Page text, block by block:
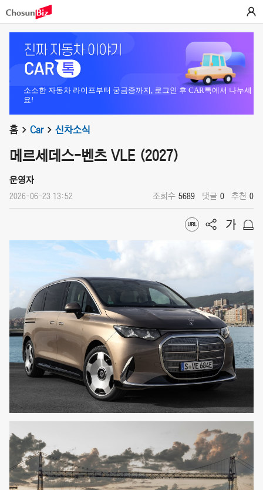
소소한 자동차 라이프부터 궁금증까지, 로그인 후 CAR톡에서 나누세
요!
홈 Car 신차소식
메르세데스-벤츠 VLE (2027)
운영자
2026-06-23 13:52 조회수 5689 댓글 0 추천 0